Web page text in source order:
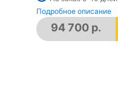
Подробное описание
94 700 р.